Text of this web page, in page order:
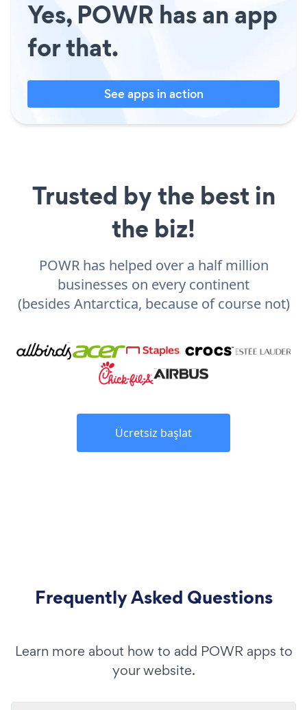
Yes, POWR has an app
for that.
See apps in action
Trusted by the best in
the biz!
POWR has helped over a half million
businesses on every continent
(besides Antarctica, because of course not)
Ücretsiz başlat
Frequently Asked Questions
Learn more about how to add POWR apps to
your website.